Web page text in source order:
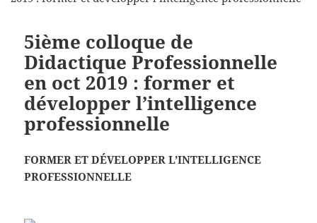
5ième colloque de
Didactique Professionnelle
en oct 2019 : former et
développer l’intelligence
professionnelle
FORMER ET DÉVELOPPER L’INTELLIGENCE
PROFESSIONNELLE